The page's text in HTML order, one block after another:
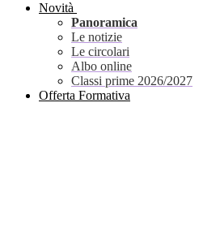
Novità
Panoramica
Le notizie
Le circolari
Albo online
Classi prime 2026/2027
Offerta Formativa